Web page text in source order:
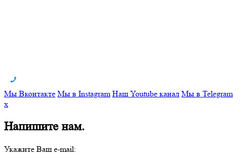
Мы Вконтакте Мы в Instagram Наш Youtube канал Мы в Telegram
x
Напишите нам.
Укажите Ваш e-mail: